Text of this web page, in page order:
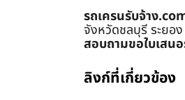
รถเครนรับจ้าง
จังหวัดชลบุรี ระยอง
สอบถามขอใบเสน
ลิงก์ที่เกี่ยวข้อง